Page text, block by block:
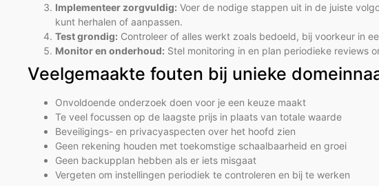
Implementeer zorgvuldig: Voer de nodige stappen uit in de juiste
kunt herhalen of aanpassen.
Test grondig: Controleer of alles werkt zoals bedoeld, bij voorkeur in
Monitor en onderhoud: Stel monitoring in en plan periodieke reviews
Veelgemaakte fouten bij unieke
Onvoldoende onderzoek doen voor je een keuze maakt
Te veel focussen op de laagste prijs in plaats van totale waarde
Beveiligings- en privacyaspecten over het hoofd zien
Geen rekening houden met toekomstige schaalbaarheid en groei
Geen backupplan hebben als er iets misgaat
Vergeten om instellingen periodiek te controleren en bij te werken